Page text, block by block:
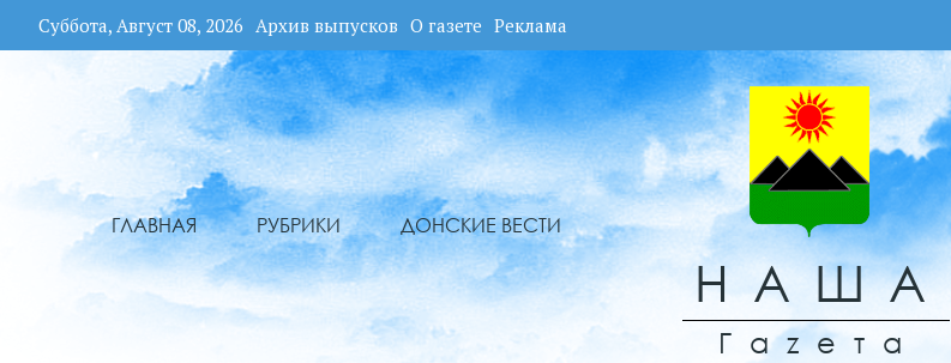
Суббота, Август 08, 2026 Архив выпусков О газете Реклама
ГЛАВНАЯ РУБРИКИ ДОНСКИЕ ВЕСТИ
НАША
Гаzета